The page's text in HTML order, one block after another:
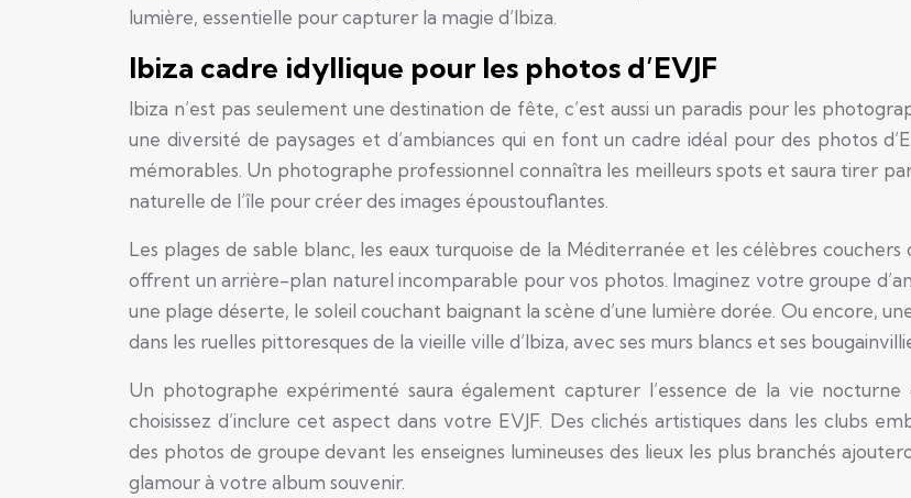
lumière, essentielle pour capturer la magie d’Ibiza.
Ibiza cadre idyllique pour les photos d’EVJF
Ibiza n’est pas seulement une destination de fête, c’est aussi un paradis pour les
une diversité de paysages et d’ambiances qui en font un cadre idéal pour des photos
mémorables. Un photographe professionnel connaîtra les meilleurs spots et saura tirer
naturelle de l’île pour créer des images époustouflantes.
Les plages de sable blanc, les eaux turquoise de la Méditerranée et les célèbres couchers
offrent un arrière-plan naturel incomparable pour vos photos. Imaginez votre groupe
une plage déserte, le soleil couchant baignant la scène d’une lumière dorée. Ou encore,
dans les ruelles pittoresques de la vieille ville d’Ibiza, avec ses murs blancs et ses
Un photographe expérimenté saura également capturer l’essence de la vie nocturne
choisissez d’inclure cet aspect dans votre EVJF. Des clichés artistiques dans les clubs
des photos de groupe devant les enseignes lumineuses des lieux les plus branchés
glamour à votre album souvenir.